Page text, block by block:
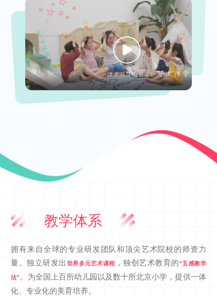
教学体系
拥有来自全球的专业研发团队和顶尖艺术院校的师资力
量。独立研发出 世界多元艺术课程 ，独创艺术教育的 “五感教学
法” 。为全国上百所幼儿园以及数十所北京小学，提供一体
化、专业化的美育培养。